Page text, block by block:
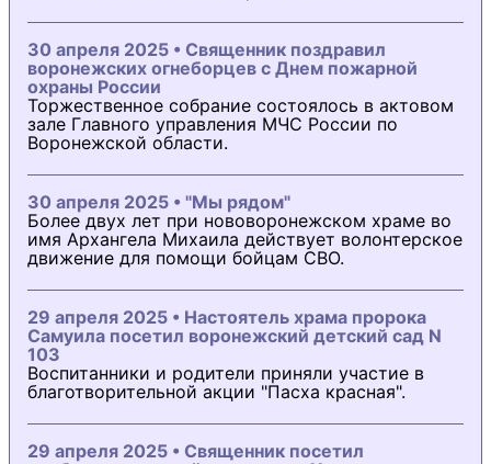
30 апреля 2025 • Священник поздравил
воронежских огнеборцев с Днем пожарной
охраны России
Торжественное собрание состоялось в актовом
зале Главного управления МЧС России по
Воронежской области.
30 апреля 2025 • "Мы рядом"
Более двух лет при нововоронежском храме во
имя Архангела Михаила действует волонтерское
движение для помощи бойцам СВО.
29 апреля 2025 • Настоятель храма пророка
Самуила посетил воронежский детский сад N
103
Воспитанники и родители приняли участие в
благотворительной акции "Пасха красная".
29 апреля 2025 • Священник посетил